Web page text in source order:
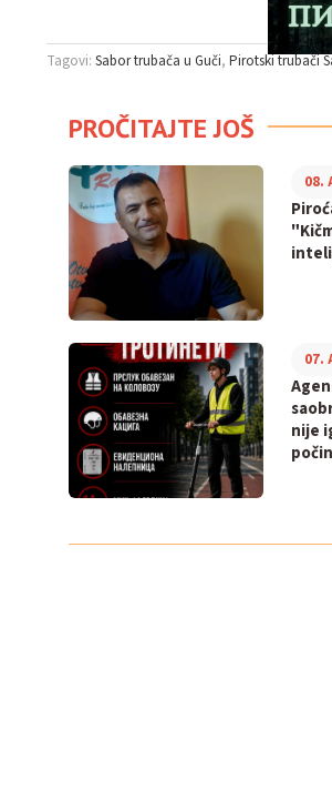
Tagovi: Sabor trubača u Guči Pirotski trubači
PROČITAJTE JOŠ
08.
nije
07.